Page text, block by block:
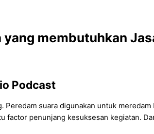
membutuhkan
Podcast
suara digunakan untuk
penunjang kesuksesan kegiatan.